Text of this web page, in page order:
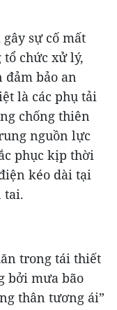
sự cố mất
chức xử lý,
bảo an
là các phụ tải
chống thiên
nguồn lực
phục kịp thời
kéo dài tại
tai.
trong tái thiết
bởi mưa bão
thân tương ái”